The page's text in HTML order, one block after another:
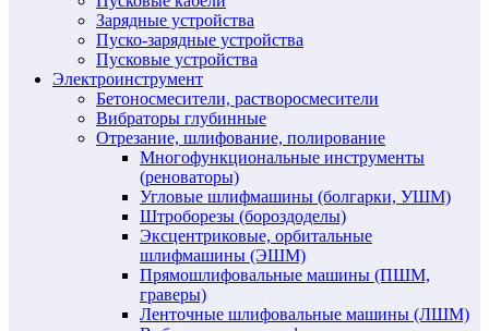
Зарядные устройства
Пуско-зарядные устройства
Пусковые устройства
Электроинструмент
Бетоносмесители, растворосмесители
Вибраторы глубинные
Отрезание, шлифование, полирование
Многофункциональные инструменты
(реноваторы)
Угловые шлифмашины (болгарки, УШМ)
Штроборезы (бороздоделы)
Эксцентриковые, орбитальные
шлифмашины (ЭШМ)
Прямошлифовальные машины (ПШМ,
граверы)
Ленточные шлифовальные машины (ЛШМ)